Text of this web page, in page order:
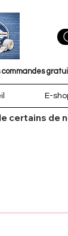
commandes
E-
certains de